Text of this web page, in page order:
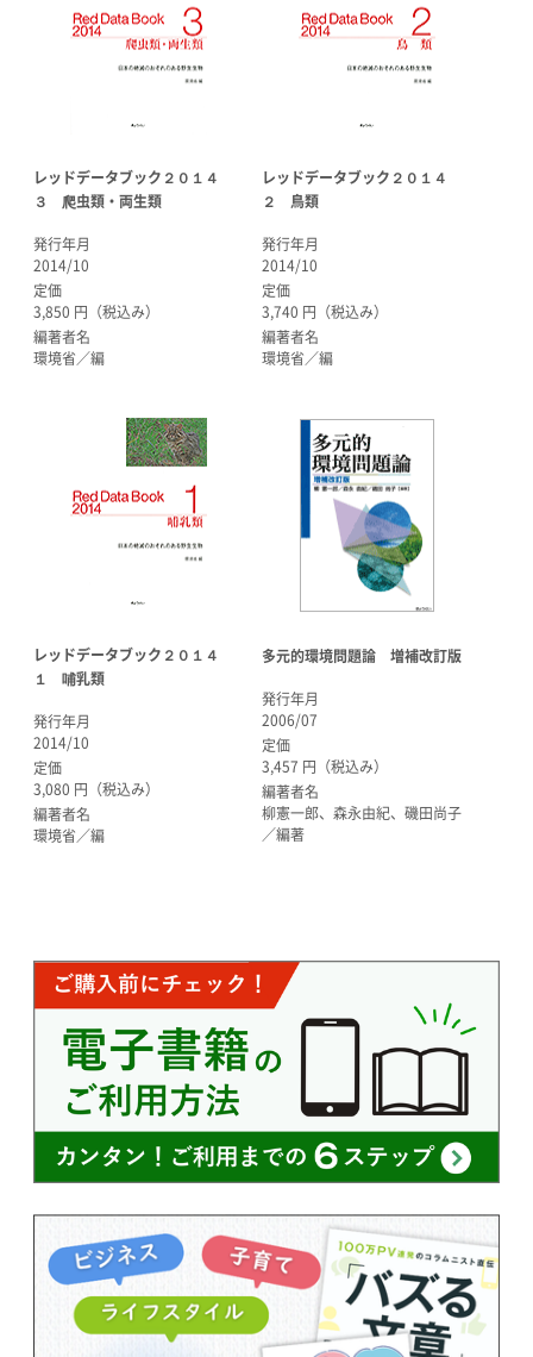
レッドデータブック２０１４
３ 爬虫類・両生類
発行年月
2014/10
定価
3,850 円（税込み）
編著者名
環境省／編
レッドデータブック２０１４
２ 鳥類
発行年月
2014/10
定価
3,740 円（税込み）
編著者名
環境省／編
レッドデータブック２０１４
１ 哺乳類
発行年月
2014/10
定価
3,080 円（税込み）
編著者名
環境省／編
多元的環境問題論 増補改訂版
発行年月
2006/07
定価
3,457 円（税込み）
編著者名
柳憲一郎、森永由紀、磯田尚子
／編著